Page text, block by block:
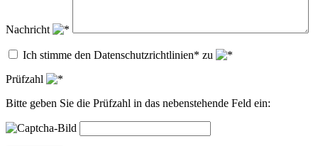
Nachricht
Ich stimme den Datenschutzrichtlinien* zu
Prüfzahl
Bitte geben Sie die Prüfzahl in das nebenstehende Feld ein: